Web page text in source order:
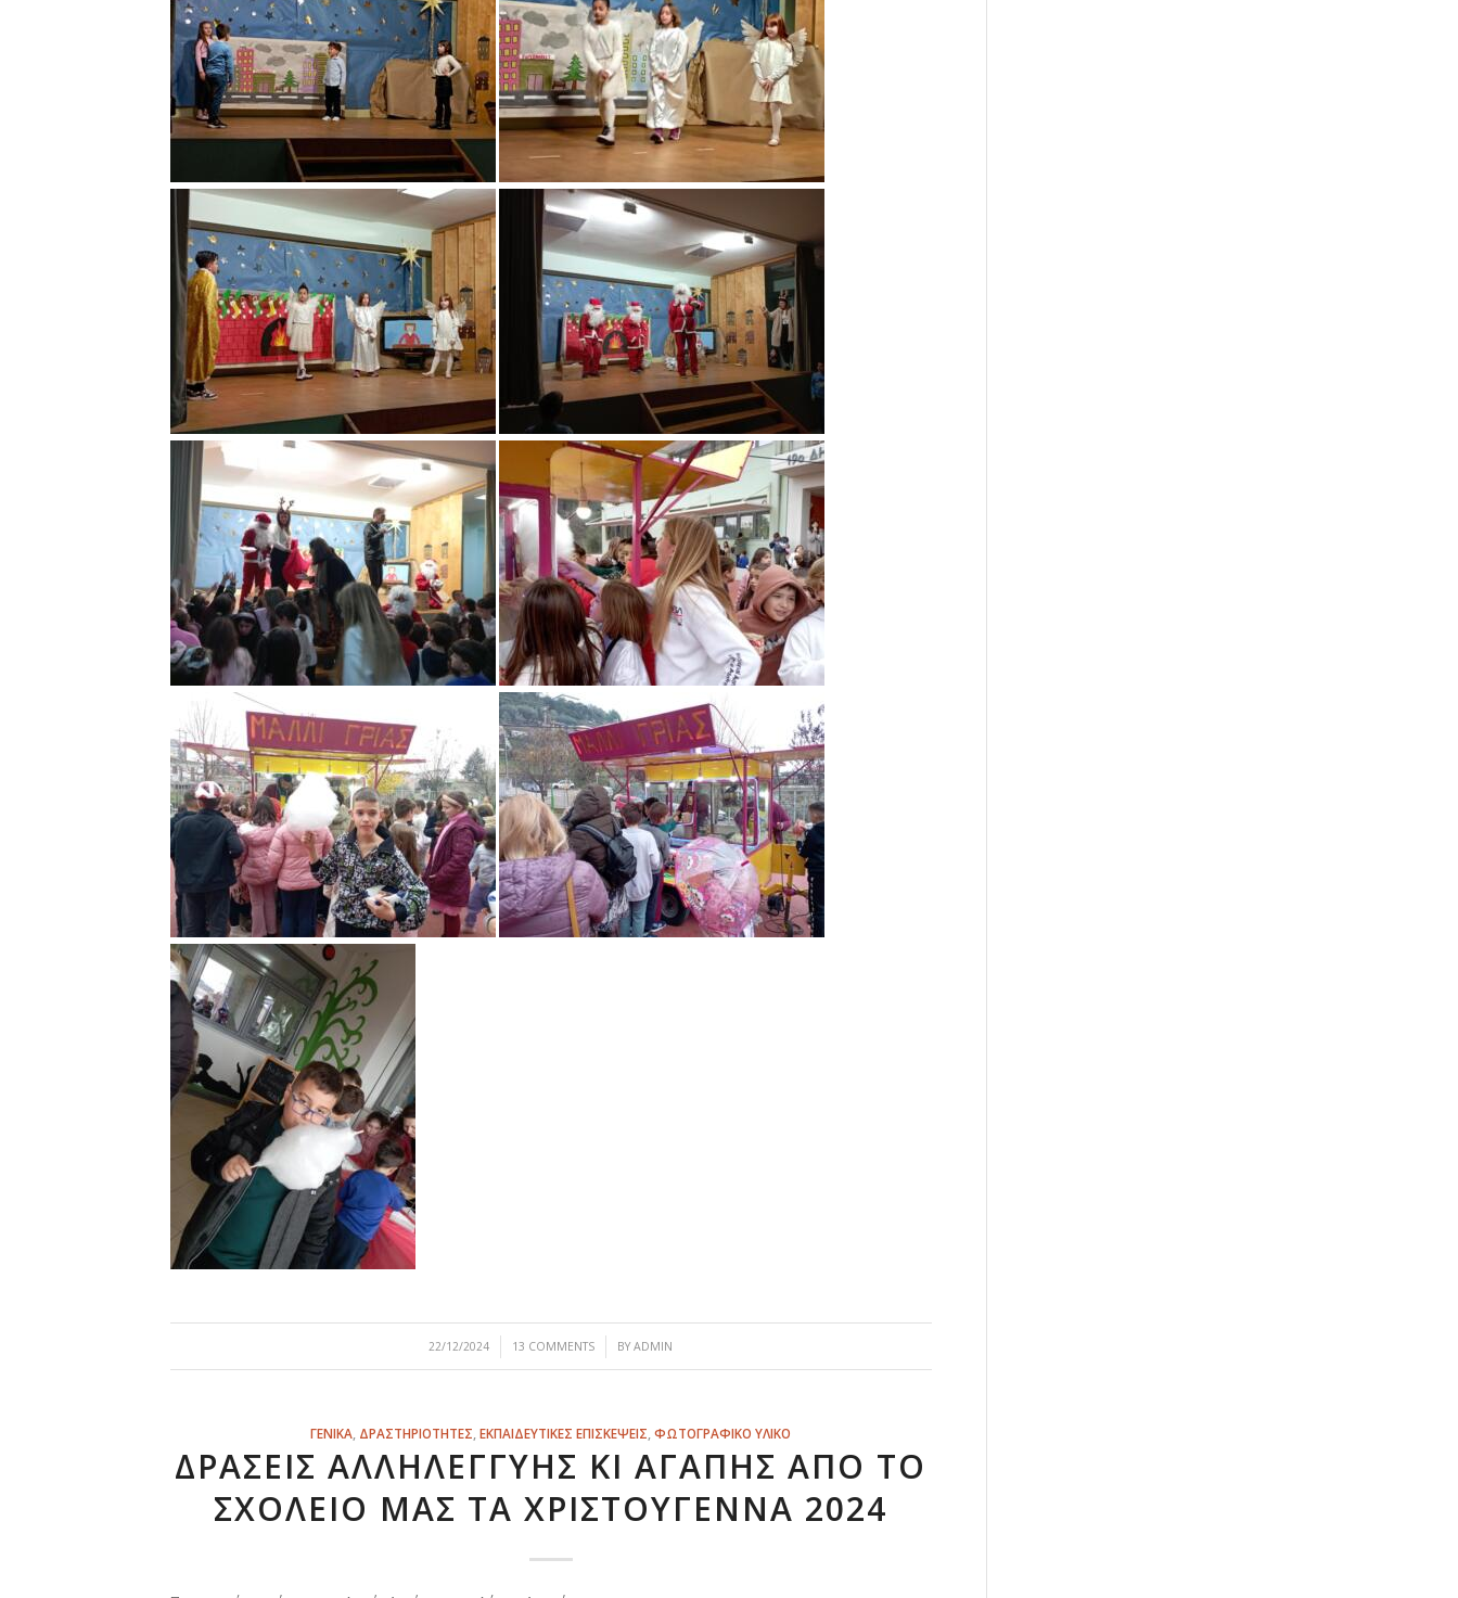
22/12/2024
/ 13 COMMENTS
/ BYADMIN
ΓΕΝΙΚΑ ΔΡΑΣΤΗΡΙΟΤΗΤΕΣ ,ΕΚΠΑΙΔΕΥΤΙΚΕΣ ΕΠΙΣΚΕΨΕΙΣ ,ΦΩΤΟΓΡΑΦΙΚΟ ΥΛΙΚΟ
ΔΡΆΣΕΙΣ ΑΛΛΗΛΕΓΓΎΗΣ ΚΙ ΑΓΆΠΗΣ ΑΠΌ ΤΟ
ΣΧΟΛΕΊΟ ΜΑΣ ΤΑ ΧΡΙΣΤΟΎΓΕΝΝΑ 2024